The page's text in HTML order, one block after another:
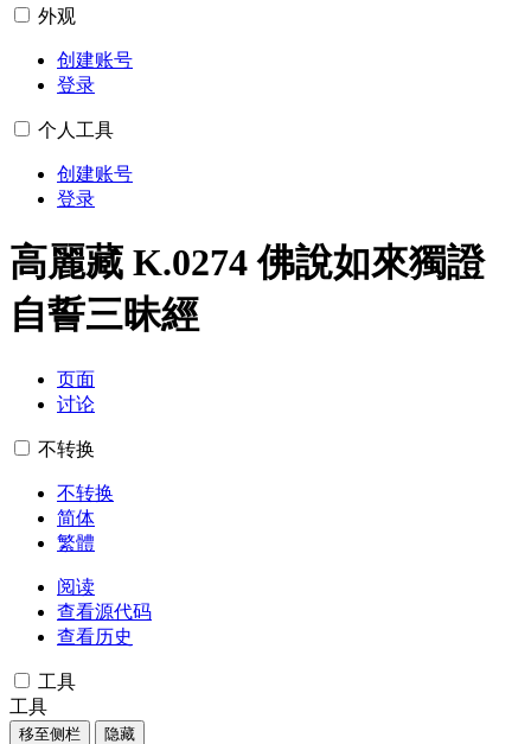
外观
创建账号
登录
个人工具
创建账号
登录
高麗藏 K.0274 佛說如來獨證
自誓三昧經
页面
讨论
不转换
不转换
简体
繁體
阅读
查看源代码
查看历史
工具
工具
移至侧栏 隐藏